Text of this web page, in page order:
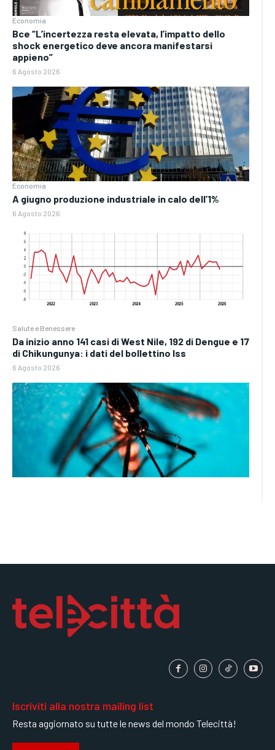
Economia
Bce “L’incertezza resta elevata, l’impatto dello
shock energetico deve ancora manifestarsi
appieno”
6 Agosto 2026
Economia
A giugno produzione industriale in calo dell’1%
6 Agosto 2026
Salute e Benessere
Da inizio anno 141 casi di West Nile, 192 di Dengue e 17
di Chikungunya: i dati del bollettino Iss
6 Agosto 2026
Iscriviti alla nostra mailing list
Resta aggiornato su tutte le news del mondo Telecittà!